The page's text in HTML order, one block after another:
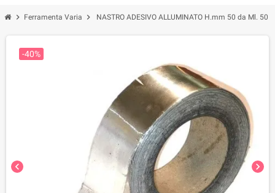
chevron_right Ferramenta Varia chevron_right NASTRO ADESIVO ALLUMINATO H.mm 50 da Ml. 50
chevron_left chevron_right
-40%